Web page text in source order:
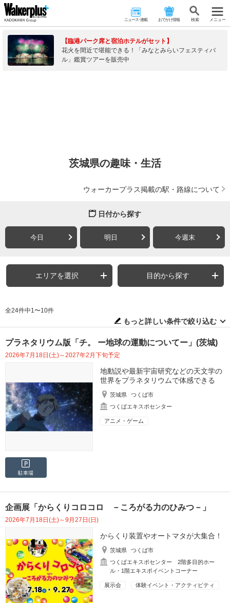
ニュース･連載 おでかけ情報 検 索 メニュー
【臨港パーク席と宿泊ホテルがセット】
花火を間近で堪能できる！「みなとみらいフェスティバ
ル」鑑賞ツアーを販売中
茨城県の趣味・生活
ウォーカープラス掲載の駅・路線について
日付から探す
今日 明日 今週末
エリアを選択 目的から探す
全24件中1〜10件
もっと詳しい条件で絞り込む
プラネタリウム版「チ。 ー地球の運動についてー」(茨城)
2026年7月18日(土)～2027年2月下旬予定
地動説や最新宇宙研究などの天文学の
世界をプラネタリウムで体感できる
茨城県
つくば市
つくばエキスポセンター
アニメ・ゲーム
駐車場
企画展「からくりコロコロ －ころがる力のひみつ－」
2026年7月18日(土)～9月27日(日)
からくり装置やオートマタが大集合！
茨城県
つくば市
つくばエキスポセンター 2階多目的ホー
ル・1階エキスポイベントコーナー
展示会 体験イベント・アクティビティ